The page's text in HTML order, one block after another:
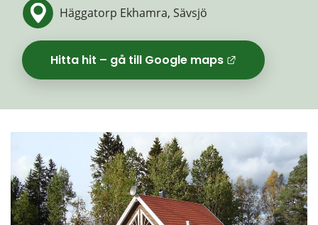
Häggatorp Ekhamra, Sävsjö
Hitta hit – gå till Google maps